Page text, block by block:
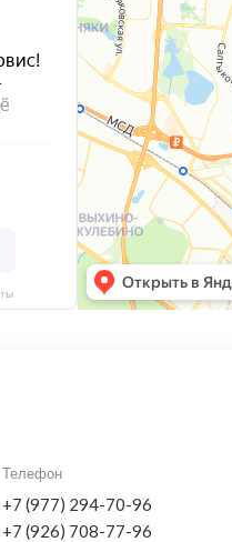
Телефон
+7 (977) 294-70-96
+7 (926) 708-77-96